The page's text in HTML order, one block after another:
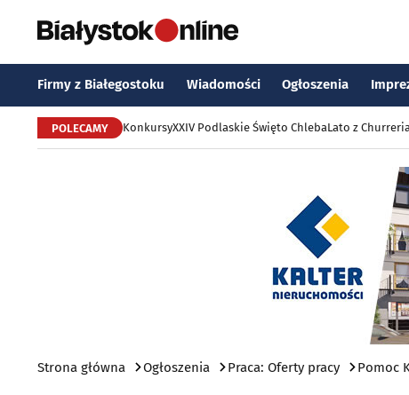
Firmy z Białegostoku Wiadomości Ogłoszenia
POLECAMY KonkursyXXIV Podlaskie Święto ChlebaLato z
Strona główna Ogłoszenia Praca: Oferty pracy Pomoc